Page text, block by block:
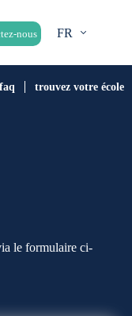
nous FR
faq trouvez votre école
le formulaire ci-